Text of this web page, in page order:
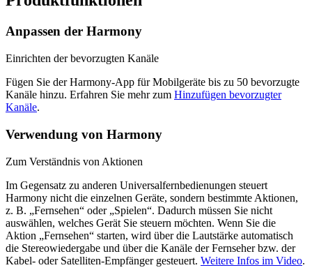
Anpassen der Harmony
Einrichten der bevorzugten Kanäle
Fügen Sie der Harmony-App für Mobilgeräte bis zu 50 bevorzugte
Kanäle hinzu. Erfahren Sie mehr zum Hinzufügen bevorzugter
Kanäle.
Verwendung von Harmony
Zum Verständnis von Aktionen
Im Gegensatz zu anderen Universalfernbedienungen steuert
Harmony nicht die einzelnen Geräte, sondern bestimmte Aktionen,
z. B. „Fernsehen“ oder „Spielen“. Dadurch müssen Sie nicht
auswählen, welches Gerät Sie steuern möchten. Wenn Sie die
Aktion „Fernsehen“ starten, wird über die Lautstärke automatisch
die Stereowiedergabe und über die Kanäle der Fernseher bzw. der
Kabel- oder Satelliten-Empfänger gesteuert. Weitere Infos im Video.